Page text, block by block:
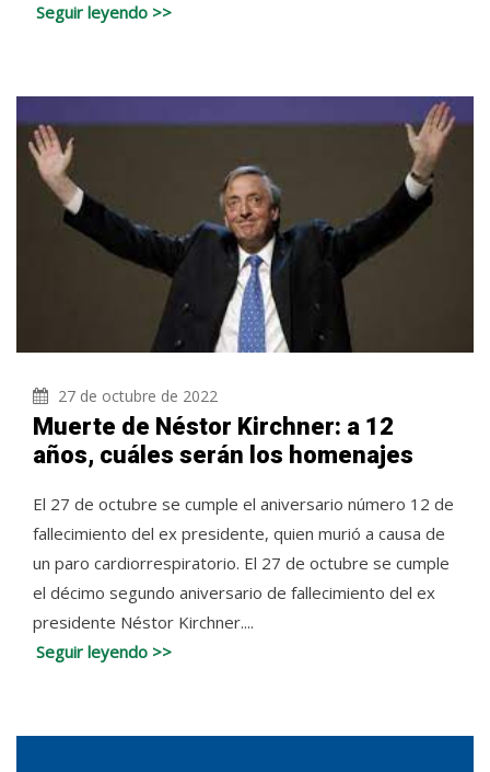
Seguir leyendo >>
27 de octubre de 2022
Muerte de Néstor Kirchner: a 12
años, cuáles serán los homenajes
El 27 de octubre se cumple el aniversario número 12 de
fallecimiento del ex presidente, quien murió a causa de
un paro cardiorrespiratorio. El 27 de octubre se cumple
el décimo segundo aniversario de fallecimiento del ex
presidente Néstor Kirchner....
Seguir leyendo >>